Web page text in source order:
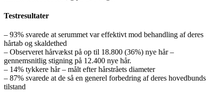
Testresultater
– 93% svarede at serummet var effektivt mod behandling af deres
hårtab og skaldethed
– Observeret hårvækst på op til 18.800 (36%) nye hår –
gennemsnitlig stigning på 12.400 nye hår.
– 14% tykkere hår – målt efter hårstråets diameter
– 87% svarede at de så en generel forbedring af deres hovedbunds
tilstand